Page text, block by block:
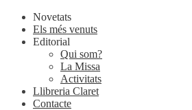
Novetats
Els més venuts
Editorial
Qui som?
La Missa
Activitats
Llibreria Claret
Contacte